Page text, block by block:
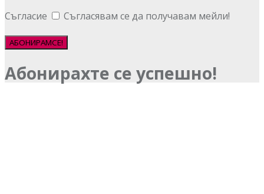
Съгласие Съгласявам се да получавам мейли!
АБОНИРАМСЕ!
Абонирахте се успешно!